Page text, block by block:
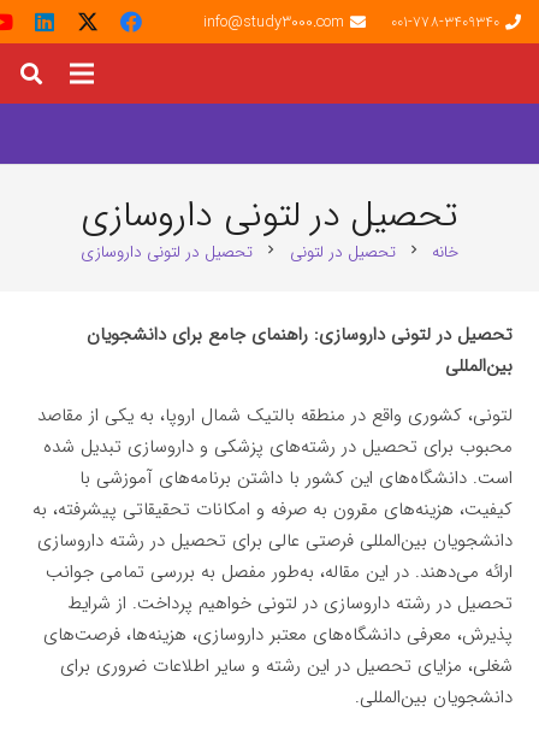
001-778-3409340
info@study3000.com
تحصیل در لتونی داروسازی
خانه chevron_right تحصیل در لتونی chevron_right تحصیل در لتونی داروسازی
تحصیل در لتونی داروسازی: راهنمای جامع برای دانشجویان
بین‌المللی
لتونی، کشوری واقع در منطقه بالتیک شمال اروپا، به یکی از مقاصد
محبوب برای تحصیل در رشته‌های پزشکی و داروسازی تبدیل شده
است. دانشگاه‌های این کشور با داشتن برنامه‌های آموزشی با
کیفیت، هزینه‌های مقرون به صرفه و امکانات تحقیقاتی پیشرفته، به
دانشجویان بین‌المللی فرصتی عالی برای تحصیل در رشته داروسازی
ارائه می‌دهند. در این مقاله، به‌طور مفصل به بررسی تمامی جوانب
تحصیل در رشته داروسازی در لتونی خواهیم پرداخت. از شرایط
پذیرش، معرفی دانشگاه‌های معتبر داروسازی، هزینه‌ها، فرصت‌های
شغلی، مزایای تحصیل در این رشته و سایر اطلاعات ضروری برای
دانشجویان بین‌المللی.